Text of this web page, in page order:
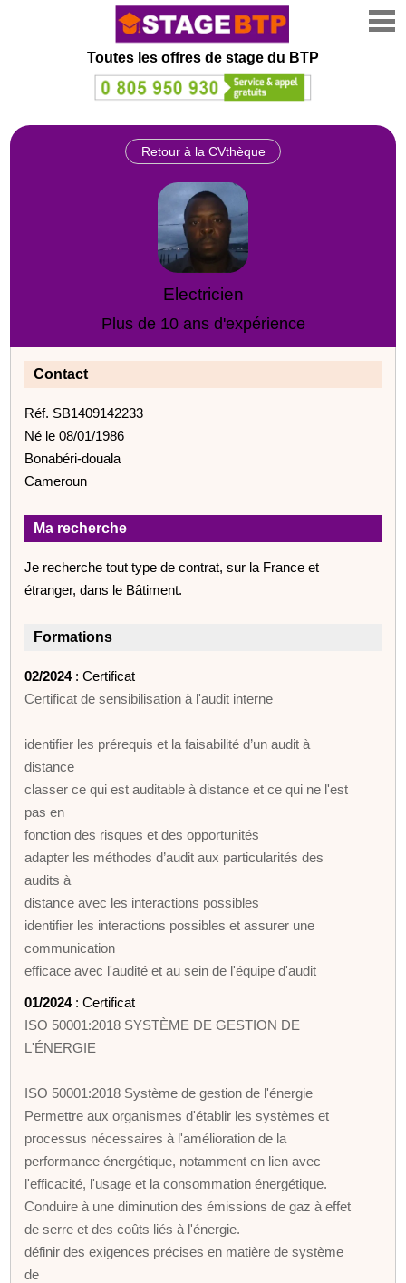
Toutes les offres de stage du BTP
Retour à la CVthèque
Electricien
Plus de 10 ans d'expérience
Contact
Réf. SB1409142233
Né le 08/01/1986
Bonabéri-douala
Cameroun
Ma recherche
Je recherche tout type de contrat, sur la France et
étranger, dans le Bâtiment.
Formations
02/2024: Certificat
Certificat de sensibilisation à l'audit interne
identifier les prérequis et la faisabilité d’un audit à
distance
classer ce qui est auditable à distance et ce qui ne l'est
pas en
fonction des risques et des opportunités
adapter les méthodes d’audit aux particularités des
audits à
distance avec les interactions possibles
identifier les interactions possibles et assurer une
communication
efficace avec l'audité et au sein de l'équipe d'audit
01/2024: Certificat
ISO 50001:2018 SYSTÈME DE GESTION DE
L'ÉNERGIE
ISO 50001:2018 Système de gestion de l'énergie
Permettre aux organismes d'établir les systèmes et
processus nécessaires à l'amélioration de la
performance énergétique, notamment en lien avec
l'efficacité, l'usage et la consommation énergétique.
Conduire à une diminution des émissions de gaz à effet
de serre et des coûts liés à l'énergie.
définir des exigences précises en matière de système
de